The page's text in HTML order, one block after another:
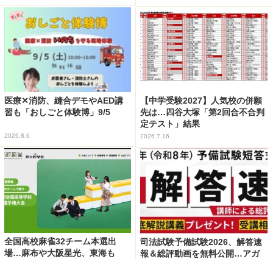
医療✕消防、縫合デモやAED講
習も「おしごと体験博」9/5
2026.8.6
【中学受験2027】人気校の併願
先は…四谷大塚「第2回合不合判
定テスト」結果
2026.7.16
全国高校麻雀32チーム本選出
場…麻布や大阪星光、東海も
司法試験予備試験2026、解答速
報＆総評動画を無料公開…アガ